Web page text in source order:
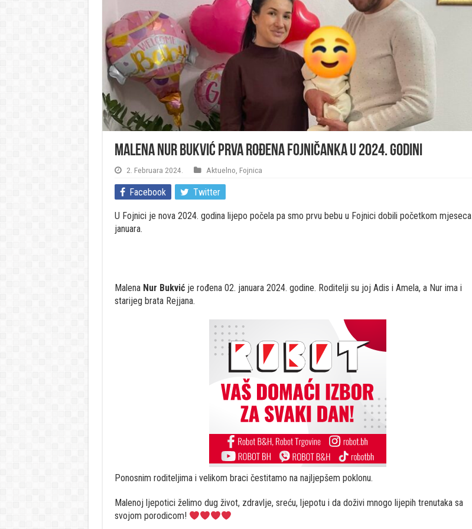
Malena Nur Bukvić prva rođena Fojničanka u 2024. godini
2. Februara 2024. Aktuelno Fojnica
Facebook Twitter
U Fojnici je nova 2024. godina lijepo počela pa smo prvu bebu u Fojnici dobili početkom mjeseca
januara.
Malena Nur Bukvićje rođena 02. januara 2024. godine. Roditelji su joj Adis i Amela, a Nur ima i
starijeg brata Rejjana.
Ponosnim roditeljima i velikom braci čestitamo na najljepšem poklonu.
Malenoj ljepotici želimo dug život, zdravlje, sreću, ljepotu i da doživi mnogo lijepih trenutaka sa
svojom porodicom!